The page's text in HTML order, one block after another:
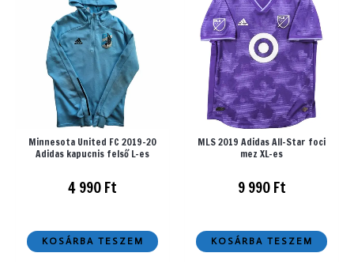
Minnesota United FC 2019-20
Adidas kapucnis felső L-es
4 990Ft
KOSÁRBA TESZEM
MLS 2019 Adidas All-Star foci
mez XL-es
9 990Ft
KOSÁRBA TESZEM